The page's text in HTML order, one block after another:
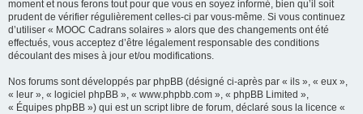
moment et nous ferons tout pour que vous en soyez informé, bien qu’il soit
prudent de vérifier régulièrement celles-ci par vous-même. Si vous continuez
d’utiliser « MOOC Cadrans solaires » alors que des changements ont été
effectués, vous acceptez d’être légalement responsable des conditions
découlant des mises à jour et/ou modifications.
Nos forums sont développés par phpBB (désigné ci-après par « ils », « eux »,
« leur », « logiciel phpBB », « www.phpbb.com », « phpBB Limited »,
« Équipes phpBB ») qui est un script libre de forum, déclaré sous la licence «